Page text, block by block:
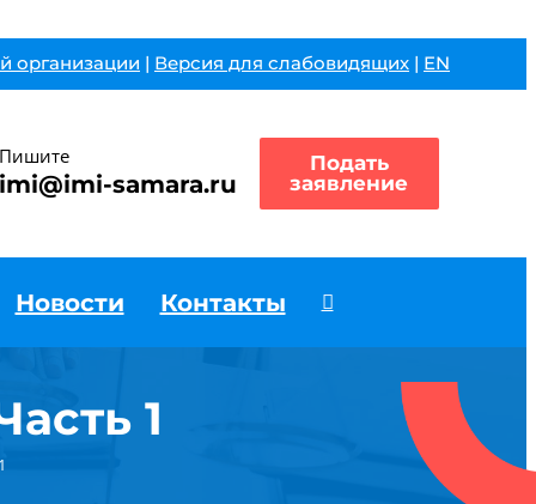
организации | Версия для слабовидящих | EN
Пишите
imi@imi-samara.ru
Подать
заявление
Новости Контакты
1